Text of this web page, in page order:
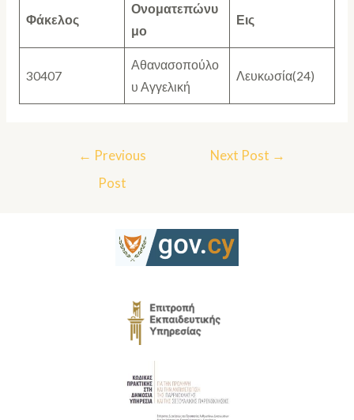
Φάκελος
Ονοματεπώνυ
μο
Εις
30407
Αθανασοπούλο
υ Αγγελική
Λευκωσία(24)
← Previous
Post
Next Post →